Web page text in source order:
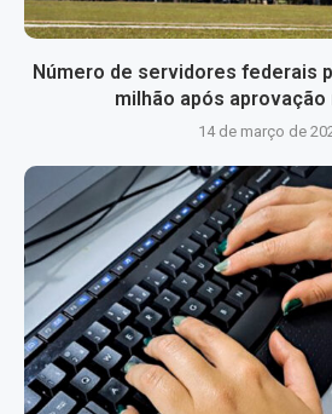
Número de servidores federais
milhão após aprovação
14 de março de